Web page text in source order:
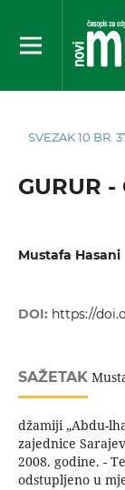
SVEZAK 10 BR.
GURUR
Mustafa Hasani
DOI: https://
SAŽETAK
džamiji „Abdu-
zajednice
2008. godine. -
odstupljeno u